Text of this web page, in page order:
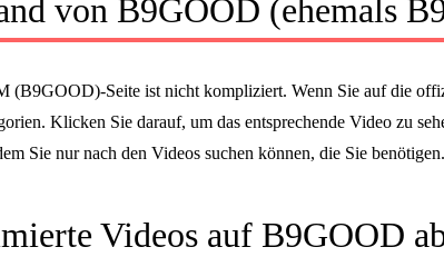
von B9GOOD (ehemals
(B9GOOD)-Seite ist nicht kompliziert. Wenn Sie auf die
Klicken Sie darauf, um das entsprechende Video zu
Sie nur nach den Videos suchen können, die Sie benötigen.
Videos auf B9GOOD